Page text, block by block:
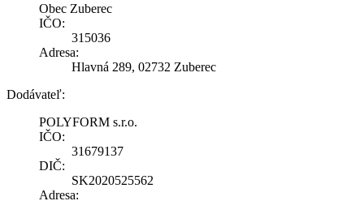
Obec Zuberec
IČO:
315036
Adresa:
Hlavná 289, 02732 Zuberec
Dodávateľ:
POLYFORM s.r.o.
IČO:
31679137
DIČ:
SK2020525562
Adresa: